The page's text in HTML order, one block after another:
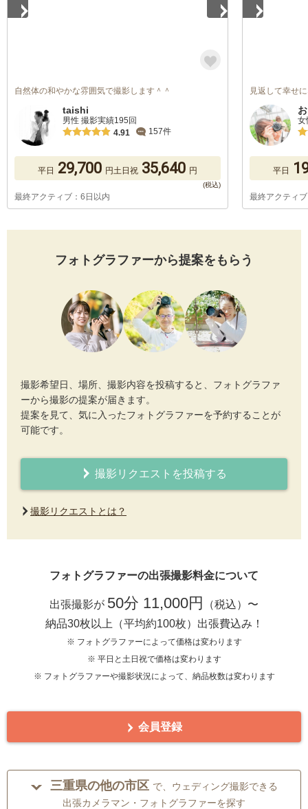
自然体の和やかな雰囲気で撮影します＾＾
taishi
男性 撮影実績195回
4.91
157件
平日 29,700 円土日祝 35,640 円
最終アクティブ：6日以内
見返して幸せ
女
平日
最終アクティ
フォトグラファーから提案をもらう
撮影希望日、場所、撮影内容を投稿すると、フォトグラファ
ーから撮影の提案が届きます。
提案を見て、気に入ったフォトグラファーを予約することが
可能です。
撮影リクエストを投稿する
撮影リクエストとは？
フォトグラファーの出張撮影料金について
出張撮影が 50分 11,000円
（税込）〜
納品30枚以上（平均約100枚）出張費込み！
※ フォトグラファーによって価格は変わります
※ 平日と土日祝で価格は変わります
※ フォトグラファーや撮影状況によって、納品枚数は変わります
会員登録
三重県の他の市区 で、ウェディング撮影できる
出張カメラマン・フォトグラファーを探す